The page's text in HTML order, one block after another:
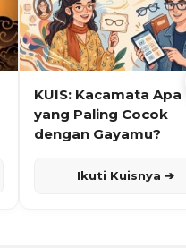
KUIS: Kacamata Apa
yang Paling Cocok
dengan Gayamu?
Ikuti Kuisnya ➔